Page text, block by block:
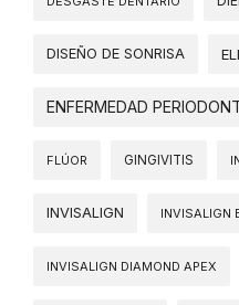
DISEÑO DE SONRISA
ENFERMEDAD
FLÚOR GINGIVITIS
INVISALIGN INVISALIGN
INVISALIGN DIAMOND APEX